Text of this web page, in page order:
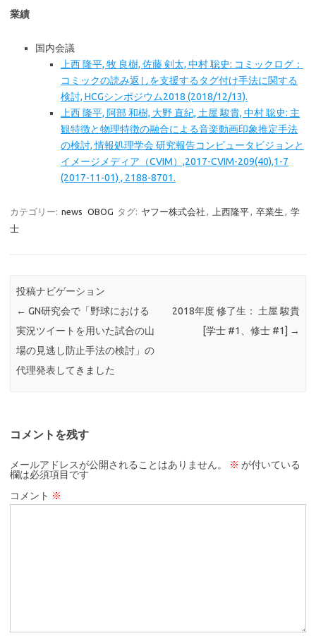
業績
国内会議
上西 隆平, 牧 良樹, 佐藤 剣太, 中村 聡史: コミックログ：
コミックの読み返しを支援するタグ付け手法に関する
検討, HCGシンポジウム2018 (2018/12/13).
上西 隆平, 阿部 和樹, 大野 直紀, 土屋 駿貴, 中村 聡史: 主
観特徴と物理特徴の融合による音楽動画印象推定手法
の検討, 情報処理学会 研究報告コンピュータビジョンと
イメージメディア（CVIM）,2017-CVIM-209(40),1-7
(2017-11-01) , 2188-8701.
カテゴリー: news OBOG タグ: ヤフー株式会社 , 上西隆平, 卒業生 , 学
士
投稿ナビゲーション
← GN研究会で「野球における
実況ツイートを用いた試合の山
場の見逃し防止手法の検討」の
代理発表してきました
2018年度 修了生： 土屋 駿貴
[学士 #1、修士 #1] →
コメントを残す
メールアドレスが公開されることはありません。 ※ が付いている
欄は必須項目です
コメント ※